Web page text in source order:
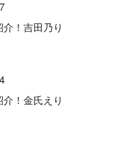
！吉田乃り
！金氏えり